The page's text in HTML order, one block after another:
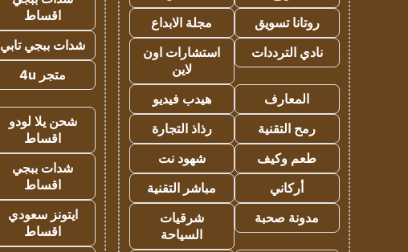
روتانا تسويق
مجلة الابداع
نادي الترددات
استشارات اون
لاين
المعارف
هيدب فيديو
رمح التقنية
رذاذ التجارة
طعم وكيف
شهود نت
أركاني
مباشر التقنية
مدونة صحبة
شرقيات
السياحة
اقساط
شدات ببجي تابي
متجر 4u
شحن يلا لودو
اقساط
شدات ببجي
اقساط
ايتونز سعودي
اقساط